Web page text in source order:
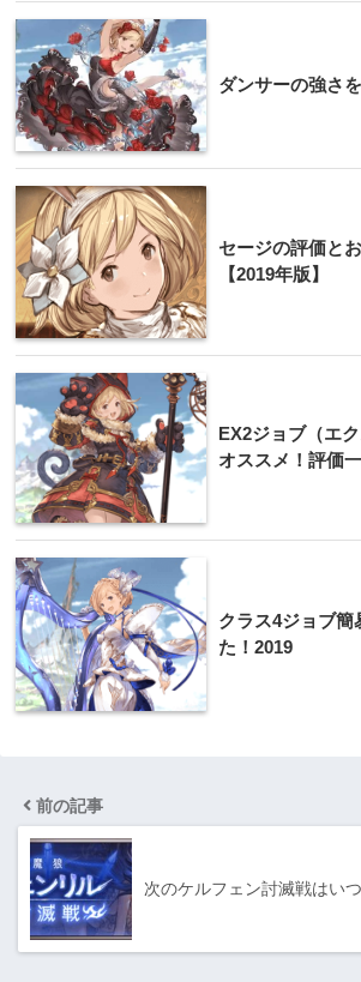
ダンサーの強さ
セージの評価と
【2019年版】
EX2ジョブ（エ
オススメ！評価
クラス4ジョブ簡
た！2019
前の記事
次のケルフェン討滅戦はい